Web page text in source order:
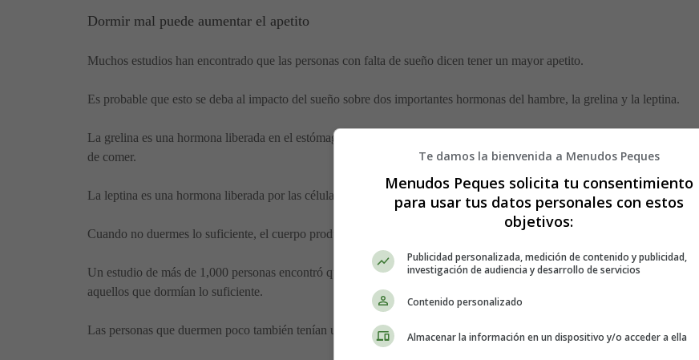
Dormir mal puede aumentar el apetito
Muchos estudios han encontrado que las personas con falta de sueño dicen tener un mayor apetito.
Es probable que esto se deba al impacto del sueño sobre dos importantes hormonas del hambre, la grelina y la leptina.
La grelina es una hormona liberada en el estómago que indica hambre en el cerebro. Los niveles son altos antes de
de comer.
La leptina es una hormona liberada por las células grasas. Suprime el hambre y señala plenitud en el cerebro.
Cuando no duermes lo suficiente, el cuerpo produce más grelina y menos leptina, lo que te deja con hambre y aumenta tu
Un estudio de más de 1,000 personas encontró que aquellos que dormían por períodos cortos tenían niveles de grelina
aquellos que dormían lo suficiente.
Las personas que duermen poco también tenían un IMC más alto.
Te damos la bienvenida a Menudos Peques
Menudos Peques solicita tu consentimiento
para usar tus datos personales con estos
objetivos:
Publicidad personalizada, medición de contenido y publicidad,
investigación de audiencia y desarrollo de servicios
Contenido personalizado
Almacenar la información en un dispositivo y/o acceder a ella